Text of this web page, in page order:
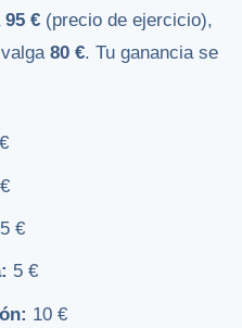
95 € (precio de ejercicio),
80 €. Tu ganancia se
€
5 €
10 €